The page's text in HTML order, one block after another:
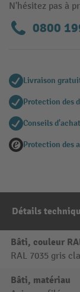
N'hésitez pas à
0800
Livraison
Protection des
Conseils
Protection des
Détails
Bâti, couleur
RAL 7035 gris
Bâti, matériau